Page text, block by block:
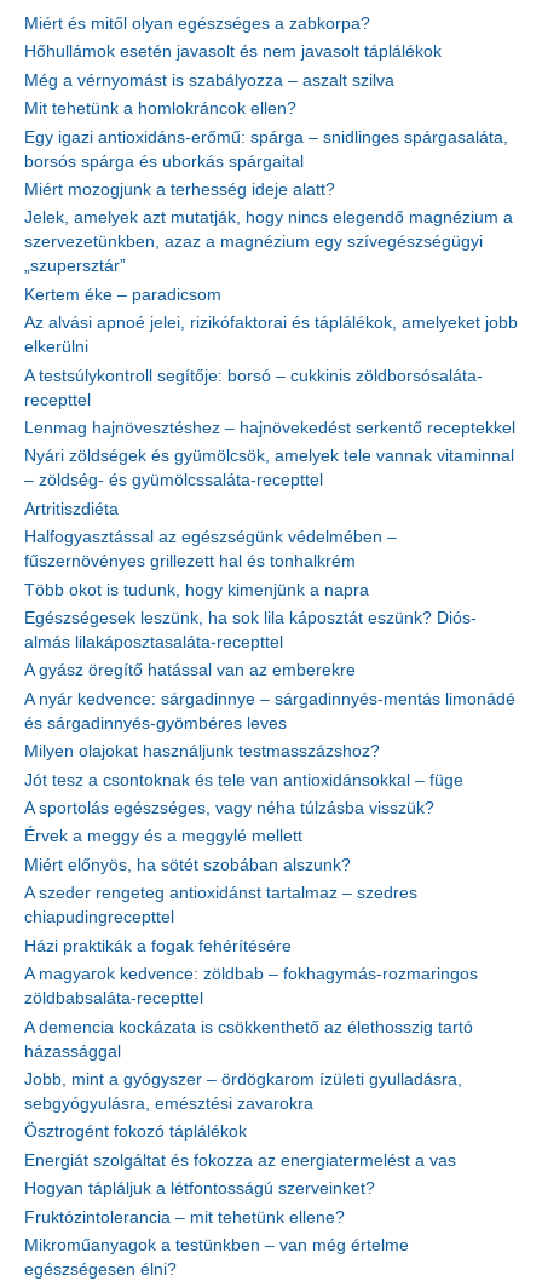
Miért és mitől olyan egészséges a zabkorpa?
Hőhullámok esetén javasolt és nem javasolt táplálékok
Még a vérnyomást is szabályozza – aszalt szilva
Mit tehetünk a homlokráncok ellen?
Egy igazi antioxidáns-erőmű: spárga – snidlinges spárgasaláta,
borsós spárga és uborkás spárgaital
Miért mozogjunk a terhesség ideje alatt?
Jelek, amelyek azt mutatják, hogy nincs elegendő magnézium a
szervezetünkben, azaz a magnézium egy szívegészségügyi
„szupersztár”
Kertem éke – paradicsom
Az alvási apnoé jelei, rizikófaktorai és táplálékok, amelyeket jobb
elkerülni
A testsúlykontroll segítője: borsó – cukkinis zöldborsósaláta-
recepttel
Lenmag hajnövesztéshez – hajnövekedést serkentő receptekkel
Nyári zöldségek és gyümölcsök, amelyek tele vannak vitaminnal
– zöldség- és gyümölcssaláta-recepttel
Artritiszdiéta
Halfogyasztással az egészségünk védelmében –
fűszernövényes grillezett hal és tonhalkrém
Több okot is tudunk, hogy kimenjünk a napra
Egészségesek leszünk, ha sok lila káposztát eszünk? Diós-
almás lilakáposztasaláta-recepttel
A gyász öregítő hatással van az emberekre
A nyár kedvence: sárgadinnye – sárgadinnyés-mentás limonádé
és sárgadinnyés-gyömbéres leves
Milyen olajokat használjunk testmasszázshoz?
Jót tesz a csontoknak és tele van antioxidánsokkal – füge
A sportolás egészséges, vagy néha túlzásba visszük?
Érvek a meggy és a meggylé mellett
Miért előnyös, ha sötét szobában alszunk?
A szeder rengeteg antioxidánst tartalmaz – szedres
chiapudingrecepttel
Házi praktikák a fogak fehérítésére
A magyarok kedvence: zöldbab – fokhagymás-rozmaringos
zöldbabsaláta-recepttel
A demencia kockázata is csökkenthető az élethosszig tartó
házassággal
Jobb, mint a gyógyszer – ördögkarom ízületi gyulladásra,
sebgyógyulásra, emésztési zavarokra
Ösztrogént fokozó táplálékok
Energiát szolgáltat és fokozza az energiatermelést a vas
Hogyan tápláljuk a létfontosságú szerveinket?
Fruktózintolerancia – mit tehetünk ellene?
Mikroműanyagok a testünkben – van még értelme
egészségesen élni?